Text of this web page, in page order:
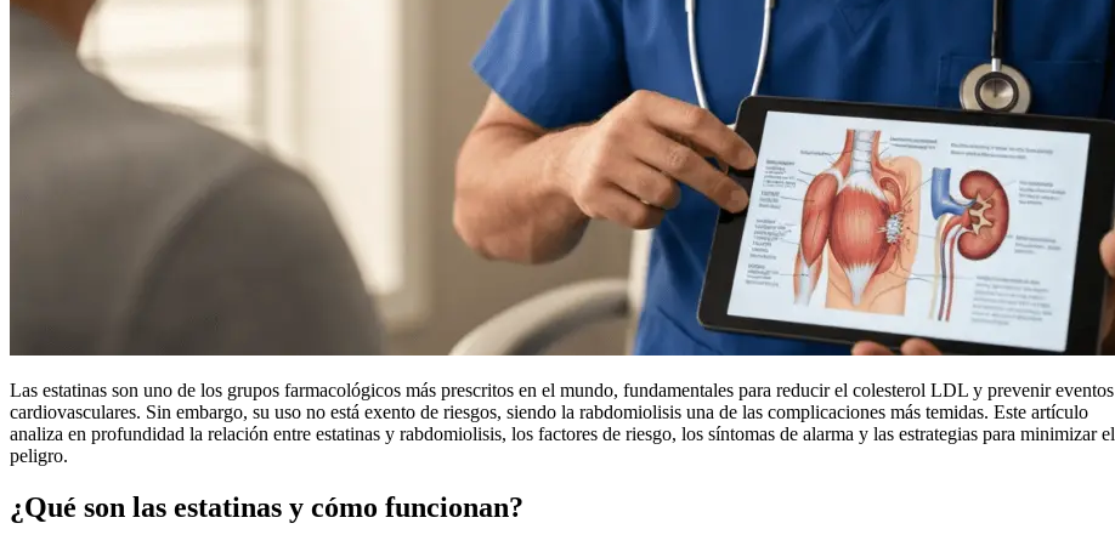
Las estatinas son uno de los grupos farmacológicos más prescritos en el mundo, fundamentales para reducir el colesterol LDL y prevenir eventos
cardiovasculares. Sin embargo, su uso no está exento de riesgos, siendo la rabdomiolisis una de las complicaciones más temidas. Este artículo
analiza en profundidad la relación entre estatinas y rabdomiolisis, los factores de riesgo, los síntomas de alarma y las estrategias para minimizar el
peligro.
¿Qué son las estatinas y cómo funcionan?